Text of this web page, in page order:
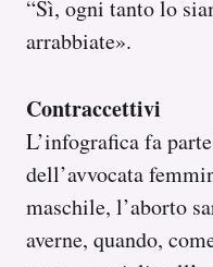
“Sì, ogni tanto lo
arrabbiate».
Contraccettivi
L’infografica fa
dell’avvocata
maschile, l’aborto
averne, quando,